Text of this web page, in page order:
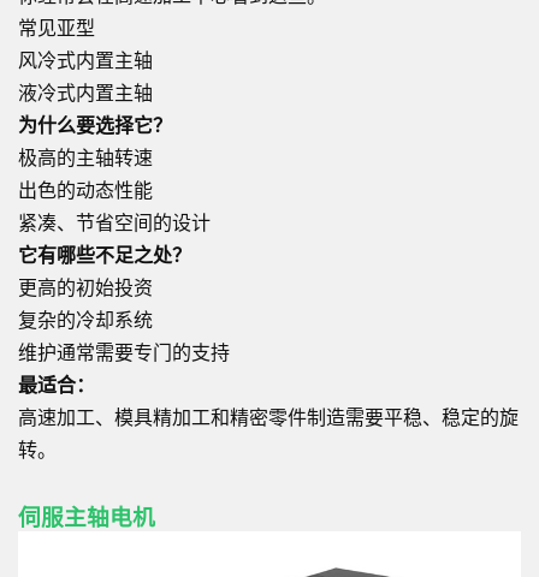
常见亚型
风冷式内置主轴
液冷式内置主轴
为什么要选择它？
极高的主轴转速
出色的动态性能
紧凑、节省空间的设计
它有哪些不足之处？
更高的初始投资
复杂的冷却系统
维护通常需要专门的支持
最适合：
高速加工、模具精加工和精密零件制造需要平稳、稳定的旋
转。
伺服主轴电机